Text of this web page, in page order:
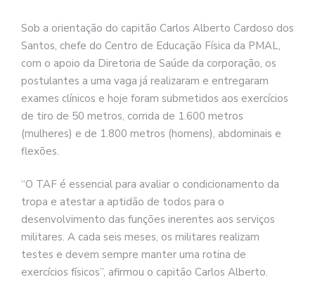
Sob a orientação do capitão Carlos Alberto Cardoso dos
Santos, chefe do Centro de Educação Física da PMAL,
com o apoio da Diretoria de Saúde da corporação, os
postulantes a uma vaga já realizaram e entregaram
exames clínicos e hoje foram submetidos aos exercícios
de tiro de 50 metros, corrida de 1.600 metros
(mulheres) e de 1.800 metros (homens), abdominais e
flexões.
“O TAF é essencial para avaliar o condicionamento da
tropa e atestar a aptidão de todos para o
desenvolvimento das funções inerentes aos serviços
militares. A cada seis meses, os militares realizam
testes e devem sempre manter uma rotina de
exercícios físicos”, afirmou o capitão Carlos Alberto.